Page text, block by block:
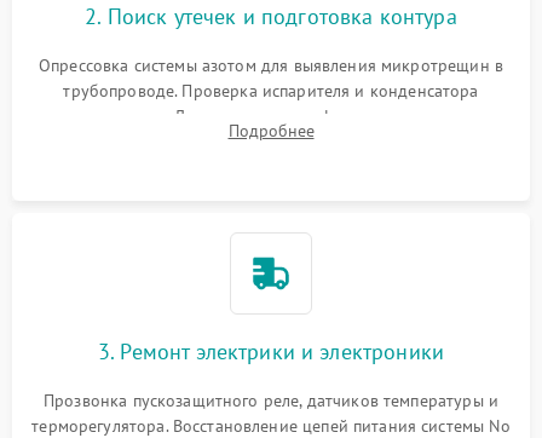
2. Поиск утечек и подготовка контура
Опрессовка системы азотом для выявления микротрещин в
трубопроводе. Проверка испарителя и конденсатора
течеискателем. Демонтаж старого фильтра-осушителя и
продувка капиллярной трубки для устранения засоров.
Подробнее
3. Ремонт электрики и электроники
Прозвонка пускозащитного реле, датчиков температуры и
терморегулятора. Восстановление цепей питания системы No